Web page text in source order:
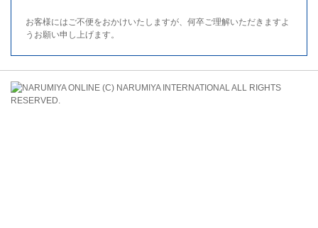
お客様にはご不便をおかけいたしますが、何卒ご理解いただきますよ
うお願い申し上げます。